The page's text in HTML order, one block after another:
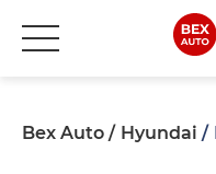
Bex Auto Hyundai